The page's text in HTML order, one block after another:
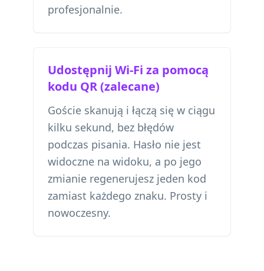
profesjonalnie.
Udostępnij Wi-Fi za pomocą
kodu QR (zalecane)
Goście skanują i łączą się w ciągu
kilku sekund, bez błędów
podczas pisania. Hasło nie jest
widoczne na widoku, a po jego
zmianie regenerujesz jeden kod
zamiast każdego znaku. Prosty i
nowoczesny.